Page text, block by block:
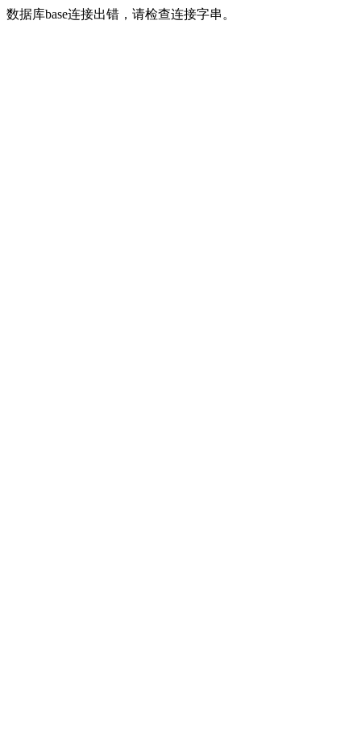
数据库base连接出错，请检查连接字串。